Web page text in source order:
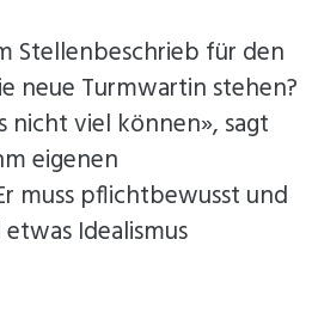
Stellenbeschrieb für den
neue Turmwartin stehen?
nicht viel können», sagt
eigenen
muss pflichtbewusst und
Idealismus